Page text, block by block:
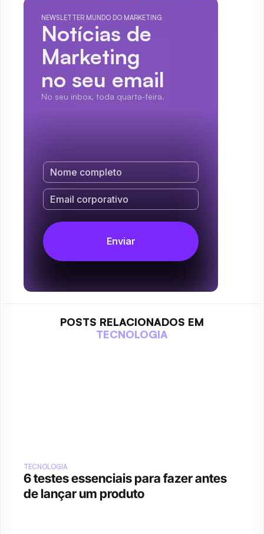
NEWSLETTER MUNDO DO MARKETING
Notícias de
Marketing
no seu email
No seu inbox, toda quarta-feira.
POSTS RELACIONADOS EM
TECNOLOGIA
TECNOLOGIA
6 testes essenciais para fazer antes
de lançar um produto